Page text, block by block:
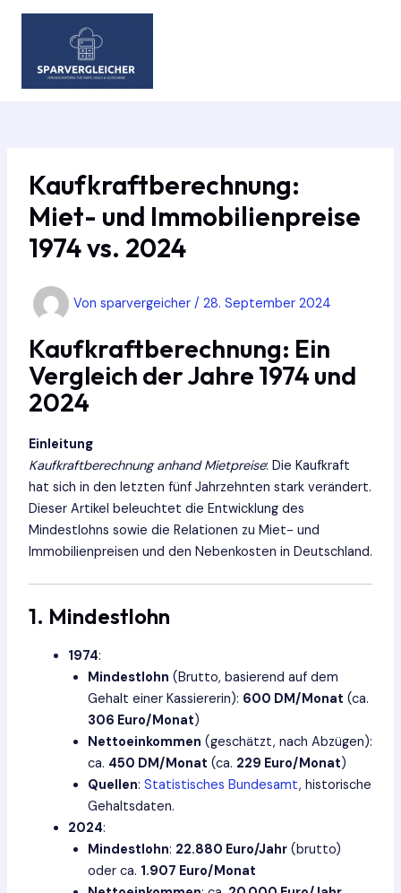
Zum
Kaufkraftberechnung:
Miet- und Immobilienpreise
1974 vs. 2024
Von sparvergeicher / 28. September 2024
Kaufkraftberechnung: Ein
Vergleich der Jahre 1974 und
2024
Einleitung
Kaufkraftberechnung anhand Mietpreise: Die Kaufkraft
hat sich in den letzten fünf Jahrzehnten stark verändert.
Dieser Artikel beleuchtet die Entwicklung des
Mindestlohns sowie die Relationen zu Miet- und
Immobilienpreisen und den Nebenkosten in Deutschland.
1. Mindestlohn
1974:
Mindestlohn (Brutto, basierend auf dem
Gehalt einer Kassiererin): 600 DM/Monat (ca.
306 Euro/Monat)
Nettoeinkommen (geschätzt, nach Abzügen):
ca. 450 DM/Monat (ca. 229 Euro/Monat)
Quellen: Statistisches Bundesamt, historische
Gehaltsdaten.
2024:
Mindestlohn: 22.880 Euro/Jahr(brutto)
oder ca. 1.907 Euro/Monat